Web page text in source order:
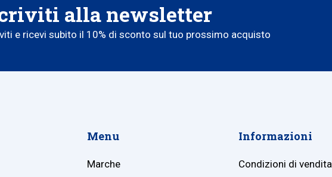
alla newsletter
e ricevi subito il 10% di sconto sul tuo prossimo acquisto
Menu
Marche
Informazioni
Condizioni di vendita